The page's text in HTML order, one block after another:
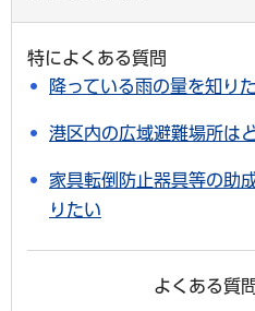
特によくある質問
降っている雨の量を知りた
港区内の広域避難場所は
家具転倒防止器具等の助
りたい
よくある質